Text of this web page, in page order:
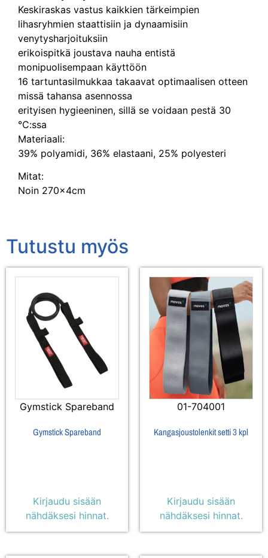
Keskiraskas vastus kaikkien tärkeimpien
lihasryhmien staattisiin ja dynaamisiin
venytysharjoituksiin
erikoispitkä joustava nauha entistä
monipuolisempaan käyttöön
16 tartuntasilmukkaa takaavat optimaalisen otteen
missä tahansa asennossa
erityisen hygieeninen, sillä se voidaan pestä 30
°C:ssa
Materiaali:
39% polyamidi, 36% elastaani, 25% polyesteri
Mitat:
Noin 270x4cm
Tutustu myös
Gymstick Spareband
Gymstick Spareband
Kirjaudu sisään
nähdäksesi hinnat.
01-704001
Kangasjoustolenkit setti 3 kpl
Kirjaudu sisään
nähdäksesi hinnat.